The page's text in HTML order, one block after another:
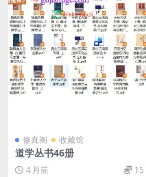
修真阁 收藏馆
道学丛书46册
4 月前 15